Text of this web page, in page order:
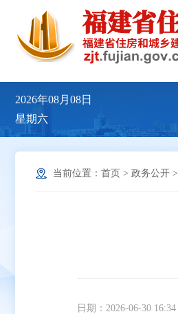
2026年08月08日
星期六
当前位置： 首页 > 政务公开 >
日期：2026-06-30 16:34